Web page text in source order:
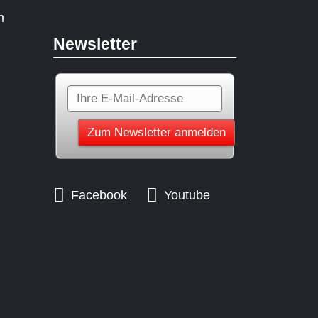
Newsletter
Facebook Youtube